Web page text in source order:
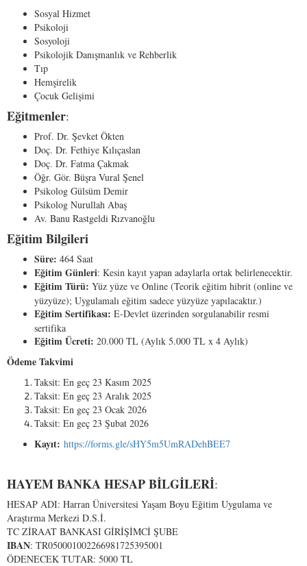
Sosyal Hizmet
Psikoloji
Sosyoloji
Psikolojik Danışmanlık ve Rehberlik
Tıp
Hemşirelik
Çocuk Gelişimi
Eğitmenler:
Prof. Dr. Şevket Ökten
Doç. Dr. Fethiye Kılıçaslan
Doç. Dr. Fatma Çakmak
Öğr. Gör. Büşra Vural Şenel
Psikolog Gülsüm Demir
Psikolog Nurullah Abaş
Av. Banu Rastgeldi Rızvanoğlu
Eğitim Bilgileri
Süre: 464 Saat
EğitimGünleri: Kesin kayıt yapan adaylarla ortak belirlenecektir.
Eğitim Türü: Yüz yüze ve Online (Teorik eğitim hibrit (online ve
yüzyüze); Uygulamalı eğitim sadece yüzyüze yapılacaktır.)
Eğitim Sertifikası: E-Devlet üzerinden sorgulanabilir resmi
sertifika
Eğitim Ücreti: 20.000 TL (Aylık 5.000 TL x 4 Aylık)
Ödeme Takvimi
Taksit: En geç 23 Kasım 2025
Taksit: En geç 23 Aralık 2025
Taksit: En geç 23 Ocak 2026
Taksit: En geç 23 Şubat 2026
Kayıt: https://forms.gle/sHY5m5UmRADehBEE7
HAYEMBANKAHESAPBİLGİLERİ:
HESAP ADI: Harran Üniversitesi Yaşam Boyu Eğitim Uygulama ve
Araştırma Merkezi D.S.İ.
TC ZİRAAT BANKASI GİRİŞİMCİ ŞUBE
IBAN: TR050001002266981725395001
ÖDENECEK TUTAR: 5000 TL